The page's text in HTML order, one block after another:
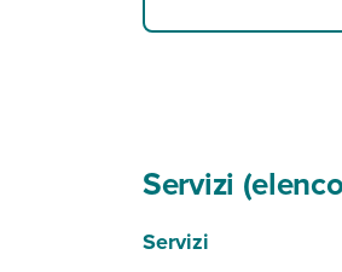
Servizi
Servizi